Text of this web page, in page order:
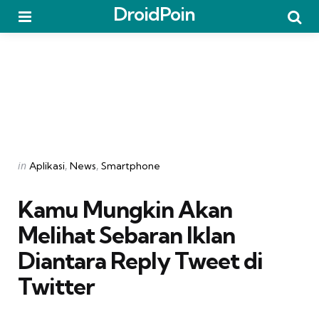
DroidPoin
Categories
Posted
in Aplikasi News Smartphone
Kamu Mungkin Akan
Melihat Sebaran Iklan
Diantara Reply Tweet di
Twitter